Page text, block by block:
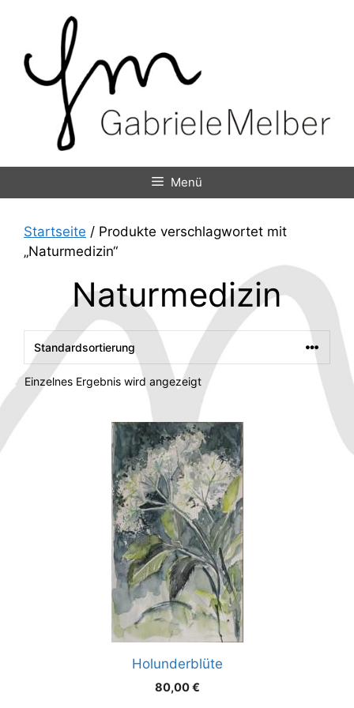
Menü
Startseite / Produkte verschlagwortet mit
„Naturmedizin“
Naturmedizin
Einzelnes Ergebnis wird angezeigt
Holunderblüte
80,00€